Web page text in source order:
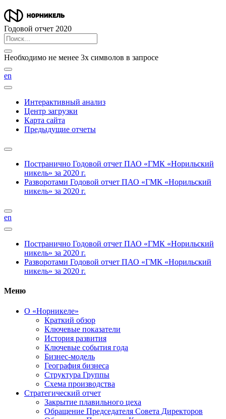
Годовой отчет 2020
Необходимо не менее 3х символов в запросе
en
Интерактивный анализ
Центр загрузки
Карта сайта
Предыдущие отчеты
Постранично Годовой отчет ПАО «ГМК «Норильский
никель» за 2020 г.
Разворотами Годовой отчет ПАО «ГМК «Норильский
никель» за 2020 г.
en
Постранично Годовой отчет ПАО «ГМК «Норильский
никель» за 2020 г.
Разворотами Годовой отчет ПАО «ГМК «Норильский
никель» за 2020 г.
Меню
О «Норникеле»
Краткий обзор
Ключевые показатели
История развития
Ключевые события года
Бизнес-модель
География бизнеса
Структура Группы
Схема производства
Стратегический отчет
Закрытие плавильного цеха
Обращение Председателя Совета Директоров